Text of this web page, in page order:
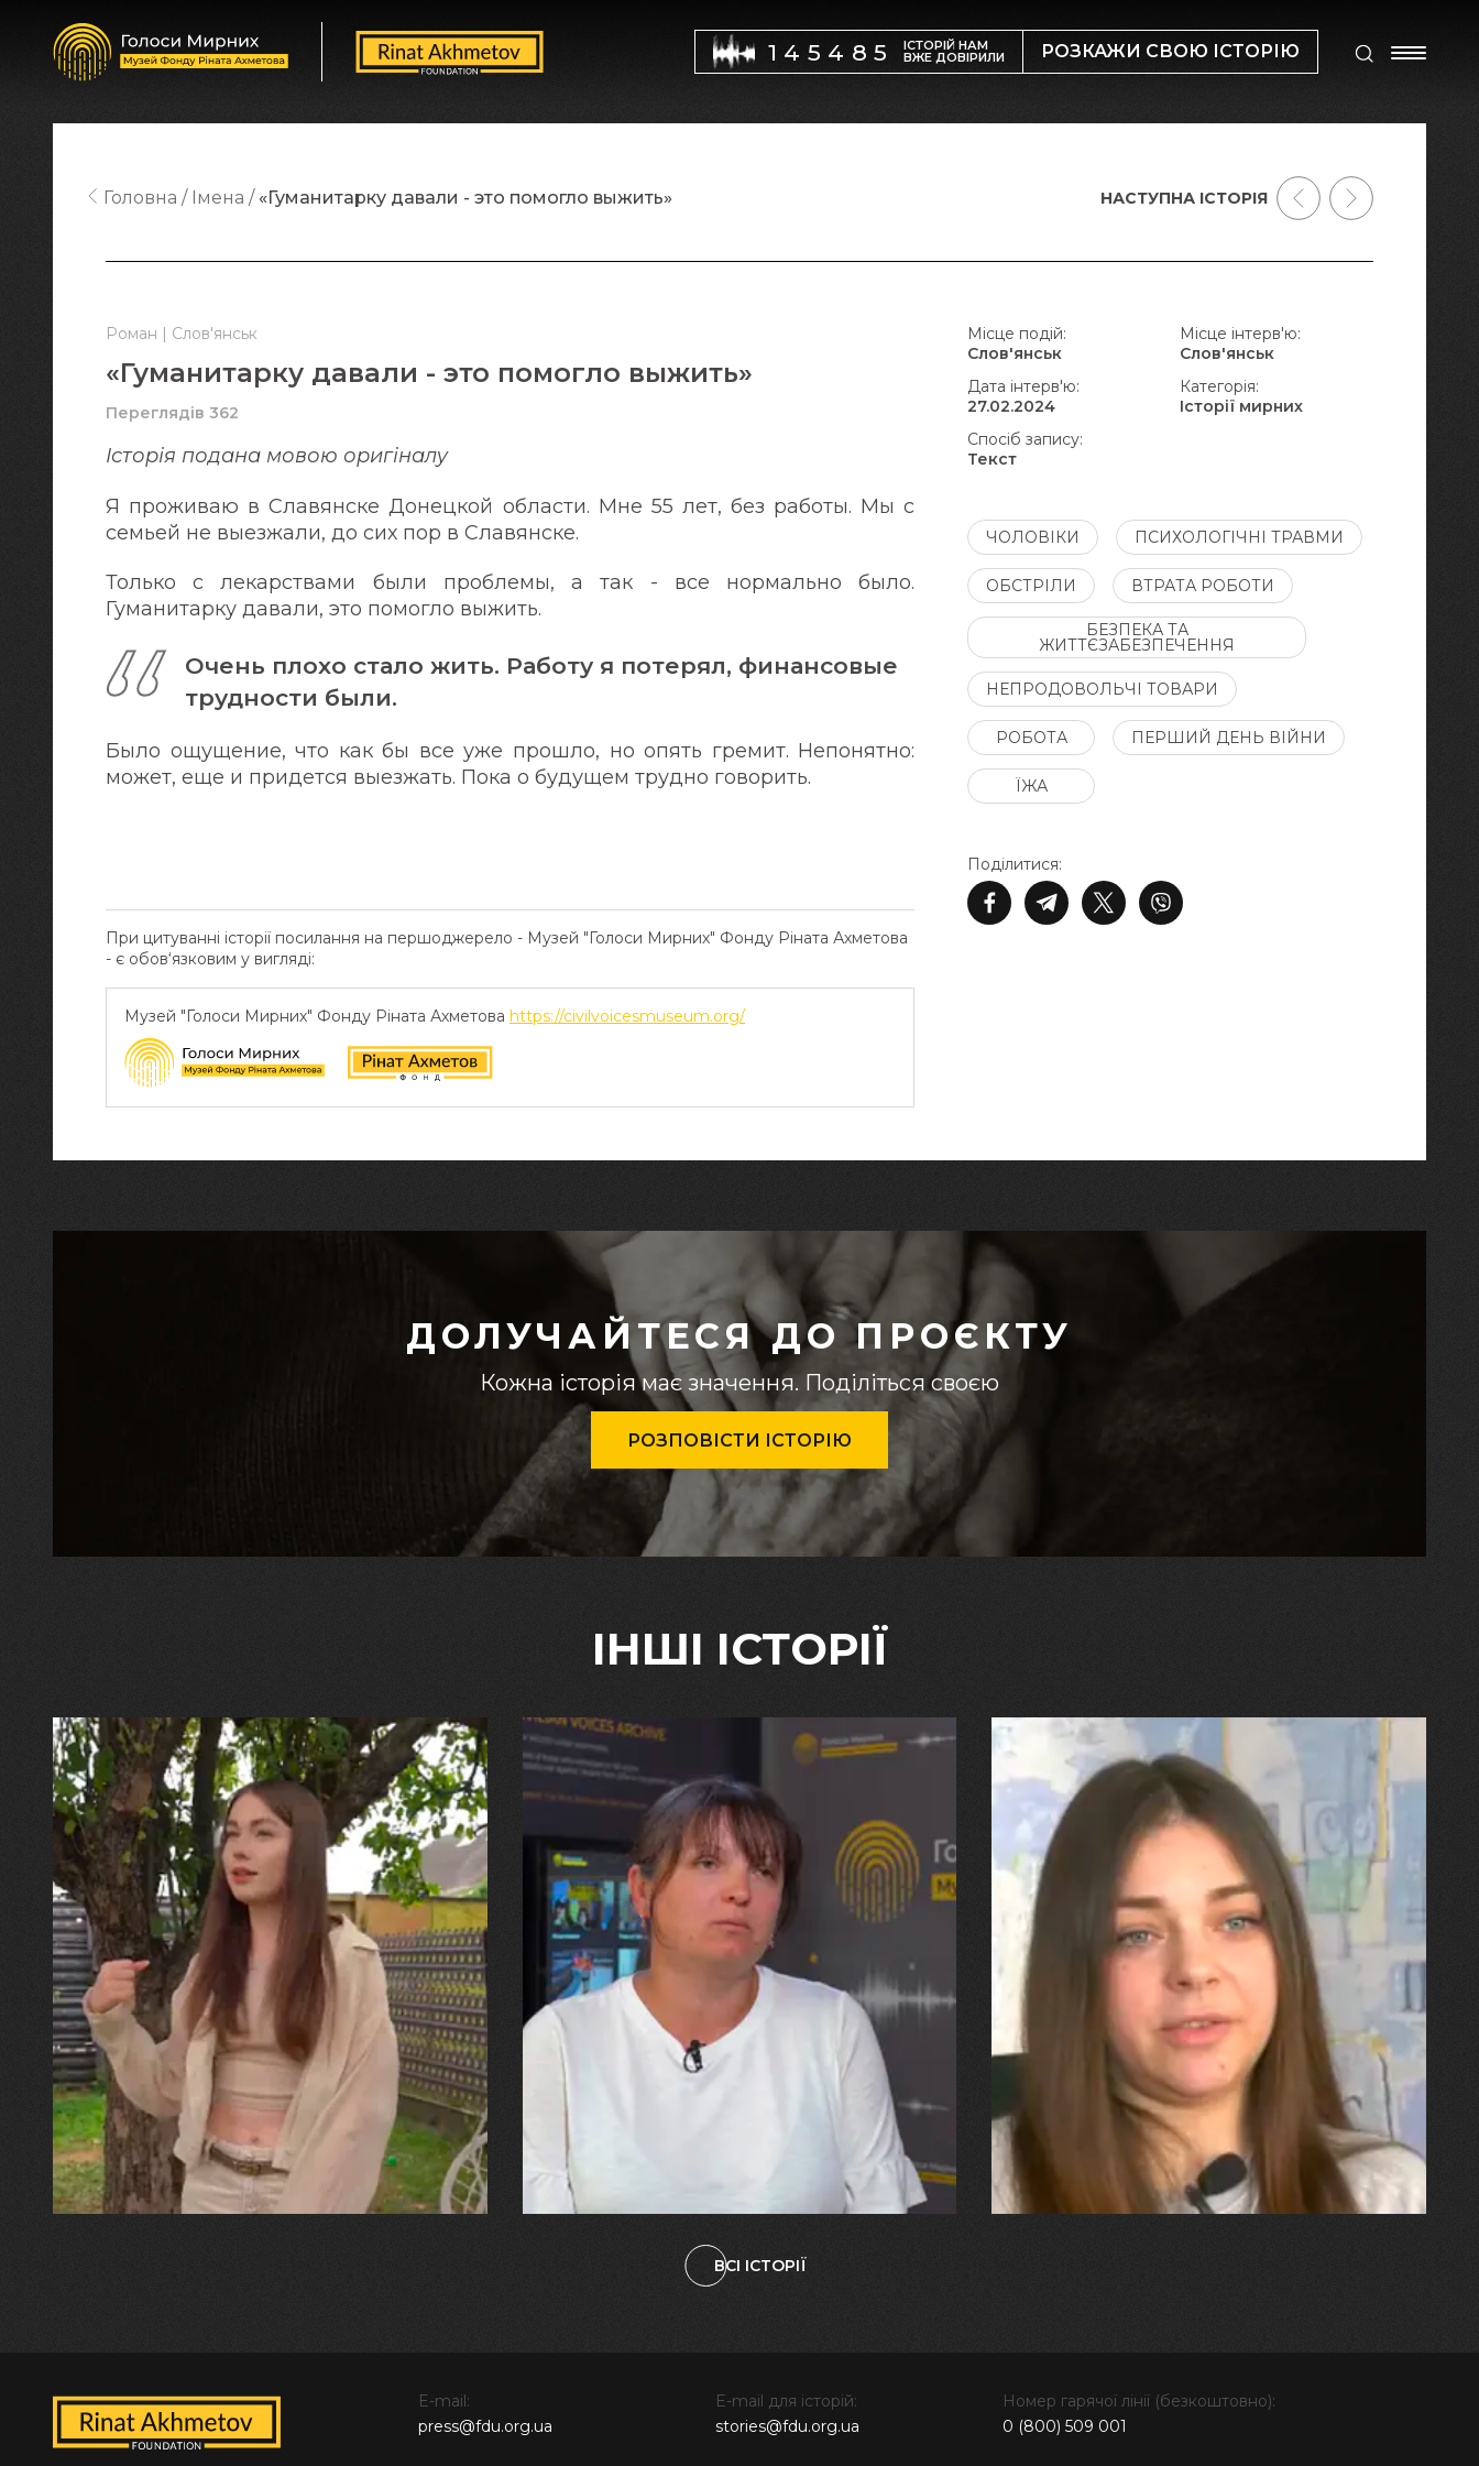
145485 ІСТОРІЙ НАМ
ВЖЕ ДОВІРИЛИ РОЗКАЖИ СВОЮ ІСТОРІЮ
Роман | Слов'янськ
«Гуманитарку давали - это помогло выжить»
Переглядів 362
Історія подана мовою оригіналy
Я проживаю в Славянске Донецкой области. Мне 55 лет, без работы. Мы с
семьей не выезжали, до сих пор в Славянске.
Только с лекарствами были проблемы, а так - все нормально было.
Гуманитарку давали, это помогло выжить.
Очень плохо стало жить. Работу я потерял, финансовые
трудности были.
Было ощущение, что как бы все уже прошло, но опять гремит. Непонятно:
может, еще и придется выезжать. Пока о будущем трудно говорить.
При цитуванні історії посилання на першоджерело - Музей "Голоси Мирних" Фонду Ріната Ахметова
- є обов‘язковим у вигляді:
Музей "Голоси Мирних" Фонду Ріната Ахметова https://civilvoicesmuseum.org/
Головна Імена «Гуманитарку давали - это помогло выжить»
Поділитися:
Місце подій:
Слов'янськ
Місце інтерв'ю:
Слов'янськ
Дата інтерв'ю:
27.02.2024
Категорія:
Історії мирних
Спосіб запису:
Текст
ЧОЛОВІКИ ПСИХОЛОГІЧНІ ТРАВМИ
ОБСТРІЛИ ВТРАТА РОБОТИ
БЕЗПЕКА ТА
ЖИТТЄЗАБЕЗПЕЧЕННЯ
НЕПРОДОВОЛЬЧІ ТОВАРИ
РОБОТА ПЕРШИЙ ДЕНЬ ВІЙНИ
ЇЖА
НАСТУПНА ІСТОРІЯ
ДОЛУЧАЙТЕСЯ ДО ПРОЄКТУ
Кожна історія має значення. Поділіться своєю
РОЗПОВІСТИ ІСТОРІЮ
ІНШІ ІСТОРІЇ
30.07.2026
Калина, Дарина та Віра Папроцькі
"Хвиля була, як від моря,
прозора і велика… Я ледве
встигла схопити племінницю"
29.07.2026
Марина, Ваїд та Аміна Харченко
"Попри всі втрати, ми не
зламалися: тепер я бачу
свого вбитого чоловіка у
наших дітях"
27.07.2026
"Я перенесла 11 операцій, та
плакала від фантомного
болю. Але маленька донька
бере за руку і змушує йти
далі"
ВСІ ІСТОРІЇ
E-mail:
press@fdu.org.ua
E-mail для історій:
stories@fdu.org.ua
Номер гарячої лінії (безкоштовно):
0 (800) 509 001